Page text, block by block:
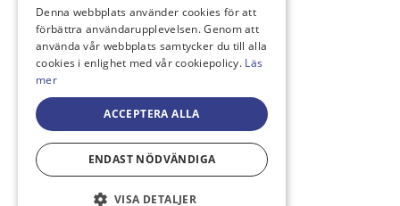
Denna webbplats använder cookies för att
förbättra användarupplevelsen. Genom att
använda vår webbplats samtycker du till alla
cookies i enlighet med vår cookiepolicy. Läs
mer
ACCEPTERA ALLA
ENDAST NÖDVÄNDIGA
VISA DETALJER